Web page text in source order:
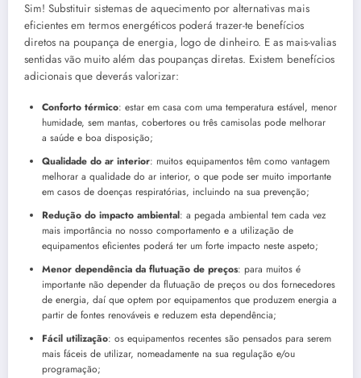
Sim! Substituir sistemas de aquecimento por alternativas mais
eficientes em termos energéticos poderá trazer-te benefícios
diretos na poupança de energia, logo de dinheiro. E as mais-valias
sentidas vão muito além das poupanças diretas. Existem benefícios
adicionais que deverás valorizar:
Conforto térmico: estar em casa com uma temperatura estável, menor
humidade, sem mantas, cobertores ou três camisolas pode melhorar
a saúde e boa disposição;
Qualidade do ar interior: muitos equipamentos têm como vantagem
melhorar a qualidade do ar interior, o que pode ser muito importante
em casos de doenças respiratórias, incluindo na sua prevenção;
Redução do impacto ambiental: a pegada ambiental tem cada vez
mais importância no nosso comportamento e a utilização de
equipamentos eficientes poderá ter um forte impacto neste aspeto;
Menor dependência da flutuação de preços: para muitos é
importante não depender da flutuação de preços ou dos fornecedores
de energia, daí que optem por equipamentos que produzem energia a
partir de fontes renováveis e reduzem esta dependência;
Fácil utilização: os equipamentos recentes são pensados para serem
mais fáceis de utilizar, nomeadamente na sua regulação e/ou
programação;